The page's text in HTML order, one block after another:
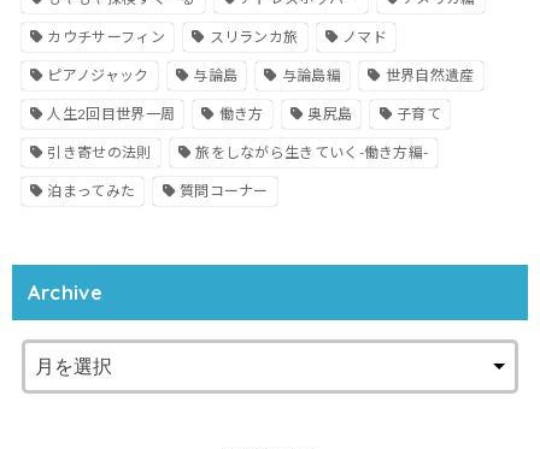
カウチサーフィン スリランカ旅 ノマド
ピアノジャック 与論島 与論島編 世界自然遺産
人生2回目世界一周 働き方 奥尻島 子育て
引き寄せの法則 旅をしながら生きていく-働き方編-
泊まってみた 質問コーナー
Archive